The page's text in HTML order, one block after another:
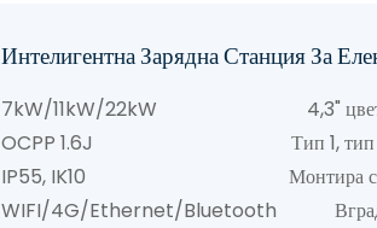
Интелигентна Зарядна Станция За
7kW/11kW/22kW 4,3" цветен
OCPP 1.6J Тип 1, тип 2,
IP55, IK10 Монтира се на
WIFI/4G/Ethernet/Bluetooth